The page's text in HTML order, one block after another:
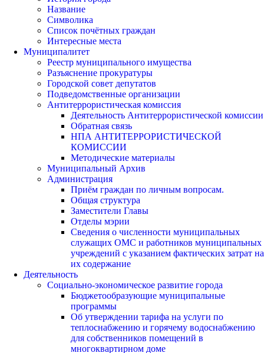
Название
Символика
Список почётных граждан
Интересные места
Муниципалитет
Реестр муниципального имущества
Разъяснение прокуратуры
Городской совет депутатов
Подведомственные организации
Антитеррористическая комиссия
Деятельность Антитеррористической комиссии
Обратная связь
НПА АНТИТЕРРОРИСТИЧЕСКОЙ
КОМИССИИ
Методические материалы
Муниципальный Архив
Администрация
Приём граждан по личным вопросам.
Общая структура
Заместители Главы
Отделы мэрии
Сведения о численности муниципальных
служащих ОМС и работников муниципальных
учреждений с указанием фактических затрат на
их содержание
Деятельность
Социально-экономическое развитие города
Бюджетообразующие муниципальные
программы
Об утверждении тарифа на услуги по
теплоснабжению и горячему водоснабжению
для собственников помещений в
многоквартирном доме